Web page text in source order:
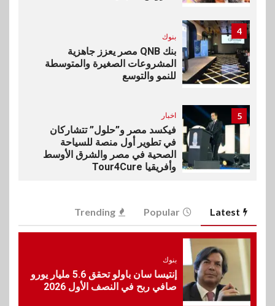
4
بنوك
بنك QNB مصر يعزز جاهزية
المشروعات الصغيرة والمتوسطة
للنمو والتوسع
5 اخبار
فيكسد مصر و”حلول” تتشاركان
في تطوير أول منصة للسياحة
الصحية في مصر والشرق الأوسط
وأفريقيا Tour4Cure
هواوي: هاتف nova 15
Max بطارية ضخمة وتصميم متين
اقتصاد
Latest
Popular
Trending
بنوك
إنتيسا سان باولو تحقق 5.6 مليار يورو
صافي ربح في النصف الأول 2026